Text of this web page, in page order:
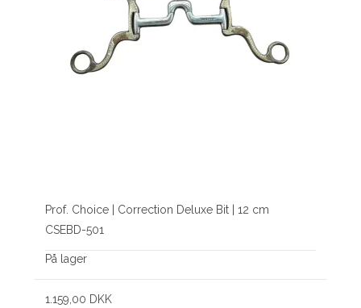
Prof. Choice | Correction Deluxe Bit | 12 cm
CSEBD-501
På lager
1.159,00 DKK